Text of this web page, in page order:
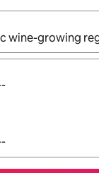
résultats